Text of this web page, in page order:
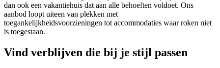
dan ook een vakantiehuis dat aan alle behoeften voldoet. Ons
aanbod loopt uiteen van plekken met
toegankelijkheidsvoorzieningen tot accommodaties waar roken niet
is toegestaan.
Vind verblijven die bij je stijl passen